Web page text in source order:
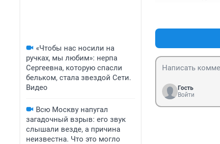
«Чтобы нас носили на
ручках, мы любим»: нерпа
Сергеевна, которую спасли
бельком, стала звездой Сети.
Видео
Всю Москву напугал
загадочный взрыв: его звук
слышали везде, а причина
неизвестна. Что это могло
Конституция
игнорировала
применение до
ныне там.
юрисдикция
прорвало.
Гость
Войти